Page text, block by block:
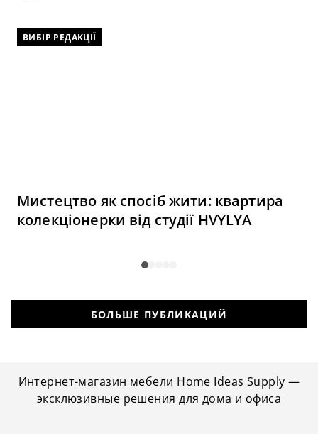
ВИБІР РЕДАКЦІЇ
Мистецтво як спосіб жити: квартира
колекціонерки від студії HVYLYA
БОЛЬШЕ ПУБЛИКАЦИЙ
Интернет-магазин мебели Home Ideas Supply —
эксклюзивные решения для дома и офиса